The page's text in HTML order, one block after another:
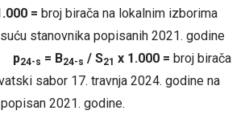
= broj birača na lokalnim izborima
stanovnika popisanih 2021. godine
p24-s = B24-s / S21 x 1.000 = broj birača
sabor 17. travnja 2024. godine na
2021. godine.